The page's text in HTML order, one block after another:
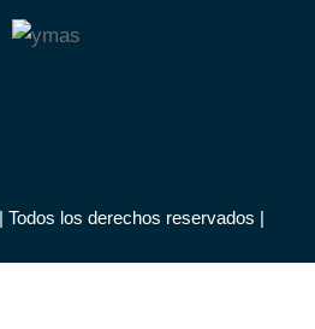
los derechos reservados |